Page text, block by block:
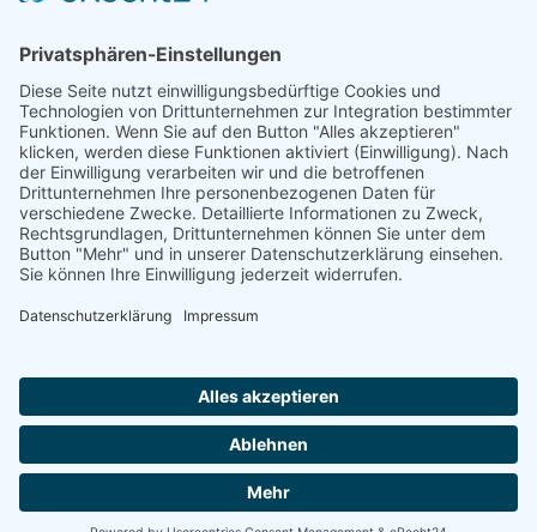
2009, Heft 20
ISBN 978-3-934508-37-8
2 Bände
Zugang einrichten